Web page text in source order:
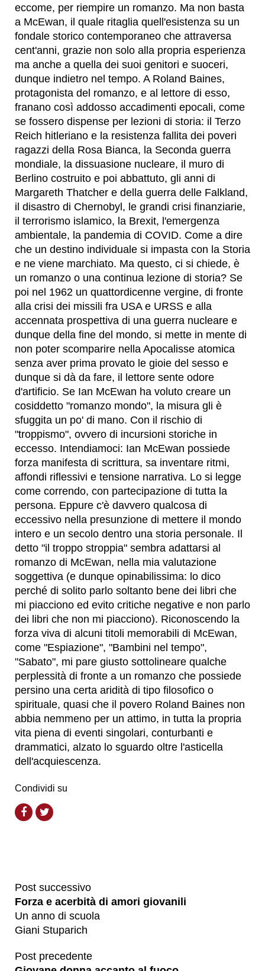
eccome, per riempire un romanzo. Ma non basta
a McEwan, il quale ritaglia quell'esistenza su un
fondale storico contemporaneo che attraversa
cent'anni, grazie non solo alla propria esperienza
ma anche a quella dei suoi genitori e suoceri,
dunque indietro nel tempo. A Roland Baines,
protagonista del romanzo, e al lettore di esso,
franano così addosso accadimenti epocali, come
se fossero dispense per lezioni di storia: il Terzo
Reich hitleriano e la resistenza fallita dei poveri
ragazzi della Rosa Bianca, la Seconda guerra
mondiale, la dissuasione nucleare, il muro di
Berlino costruito e poi abbattuto, gli anni di
Margareth Thatcher e della guerra delle Falkland,
il disastro di Chernobyl, le grandi crisi finanziarie,
il terrorismo islamico, la Brexit, l'emergenza
ambientale, la pandemia di COVID. Come a dire
che un destino individuale si impasta con la Storia
e ne viene marchiato. Ma questo, ci si chiede, è
un romanzo o una continua lezione di storia? Se
poi nel 1962 un quattordicenne vergine, di fronte
alla crisi dei missili fra USA e URSS e alla
accennata prospettiva di una guerra nucleare e
dunque della fine del mondo, si mette in mente di
non poter scomparire nella Apocalisse atomica
senza aver prima provato le gioie del sesso e
dunque si dà da fare, il lettore sente odore
d'artificio. Se Ian McEwan ha voluto creare un
cosiddetto "romanzo mondo", la misura gli è
sfuggita un po' di mano. Con il rischio di
"troppismo", ovvero di incursioni storiche in
eccesso. Intendiamoci: Ian McEwan possiede
forza manifesta di scrittura, sa inventare ritmi,
affondi riflessivi e tensione narrativa. Lo si legge
come correndo, con partecipazione di tutta la
persona. Eppure c'è davvero qualcosa di
eccessivo nella presunzione di mettere il mondo
intero e un secolo dentro una storia personale. Il
detto "il troppo stroppia" sembra adattarsi al
romanzo di McEwan, nella mia valutazione
soggettiva (e dunque opinabilissima: lo dico
perché di solito parlo soltanto bene dei libri che
mi piacciono ed evito critiche negative e non parlo
dei libri che non mi piacciono). Riconoscendo la
forza viva di alcuni titoli memorabili di McEwan,
come "Espiazione", "Bambini nel tempo",
"Sabato", mi pare giusto sottolineare qualche
perplessità di fronte a un romanzo che possiede
persino una certa aridità di tipo filosofico o
spirituale, quasi che il povero Roland Baines non
abbia nemmeno per un attimo, in tutta la propria
vita piena di eventi singolari, conturbanti e
drammatici, alzato lo sguardo oltre l'asticella
dell'acquiescenza.
Condividi su
Post successivo
Forza e acerbità di amori giovanili
Un anno di scuola
Giani Stuparich
Post precedente